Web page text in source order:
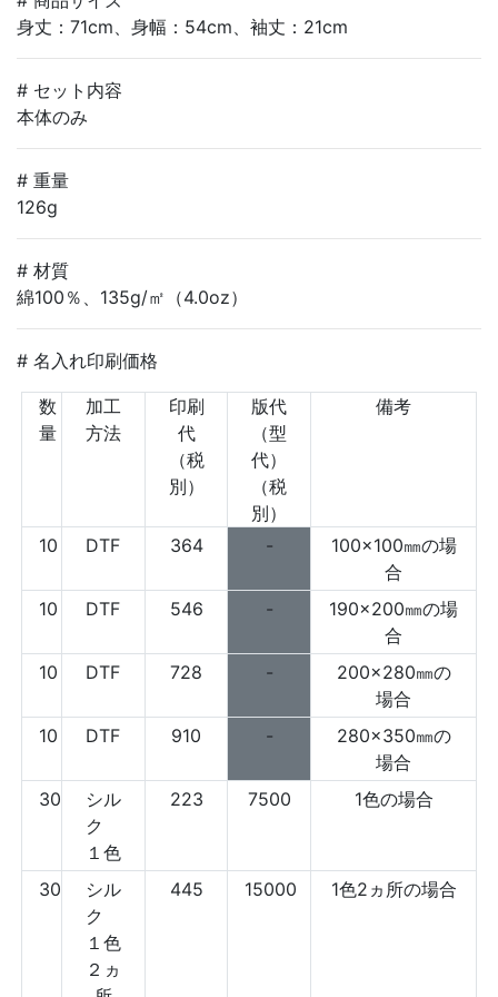
身丈：71cm、身幅：54cm、袖丈：21cm
# セット内容
本体のみ
# 重量
126g
# 材質
綿100％、135g/㎡（4.0oz）
# 名入れ印刷価格
数
量
加工
方法
印刷
代
（税
別）
版代
（型
代）
（税
別）
備考
10 DTF 364 -
100×100㎜の場
合
10
DTF 546 -
190×200㎜の場
合
10
DTF 728 -
200×280㎜の
場合
10
DTF 910 -
280×350㎜の
場合
30
シル
ク
１色
223 7500 1色の場合
30
シル
ク
１色
２ヵ
445 15000 1色2ヵ所の場合